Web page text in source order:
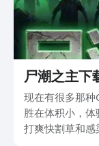
尸潮之主下
现在有很多那
胜在体积小，
打爽快割草和